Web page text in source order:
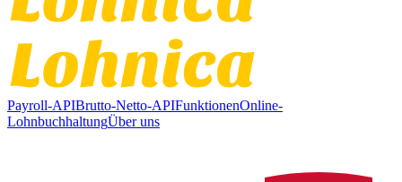
Payroll-APIBrutto-Netto-APIFunktionenOnline-
LohnbuchhaltungÜber uns